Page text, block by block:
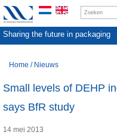
Sharing the future in packaging
Home / Nieuws
Small levels of DEHP
says BfR study
14 mei 2013